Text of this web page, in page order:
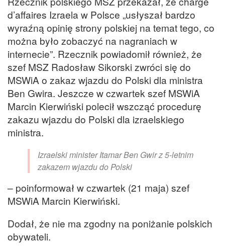
d’affaires Izraela w Polsce „usłyszał bardzo
wyraźną opinię strony polskiej na temat tego, co
można było zobaczyć na nagraniach w
internecie”. Rzecznik powiadomił również, że
szef MSZ Radosław Sikorski zwróci się do
MSWiA o zakaz wjazdu do Polski dla ministra
Ben Gwira. Jeszcze w czwartek szef MSWiA
Marcin Kierwiński polecił wszcząć procedurę
zakazu wjazdu do Polski dla izraelskiego
ministra.
Izraelski minister Itamar Ben Gwir z 5-letnim
zakazem wjazdu do Polski
– poinformował w czwartek (21 maja) szef
MSWiA Marcin Kierwiński.
Dodał, że nie ma zgodny na poniżanie polskich
obywateli.